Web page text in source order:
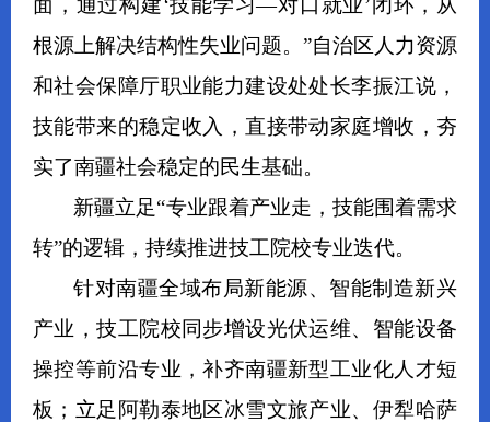
根源上解决结构性失业问题。”自治区人力资源
和社会保障厅职业能力建设处处长李振江说，
技能带来的稳定收入，直接带动家庭增收，夯
实了南疆社会稳定的民生基础。
新疆立足“专业跟着产业走，技能围着需求
转”的逻辑，持续推进技工院校专业迭代。
针对南疆全域布局新能源、智能制造新兴
产业，技工院校同步增设光伏运维、智能设备
操控等前沿专业，补齐南疆新型工业化人才短
板；立足阿勒泰地区冰雪文旅产业、伊犁哈萨